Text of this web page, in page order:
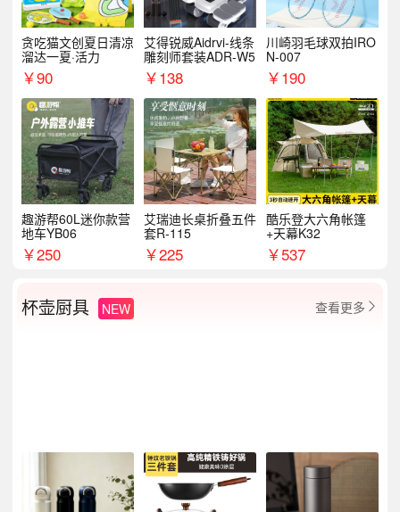
贪吃猫文创夏日清凉
溜达一夏·活力
￥90
艾得锐威Aidrvi-线条
雕刻师套装ADR-W5
￥138
川崎羽毛球双拍IRO
N-007
￥190
趣游帮60L迷你款营
地车YB06
￥250
艾瑞迪长桌折叠五件
套R-115
￥225
酷乐登大六角帐篷
+天幕K32
￥537
杯壶厨具 NEW 查看更多 